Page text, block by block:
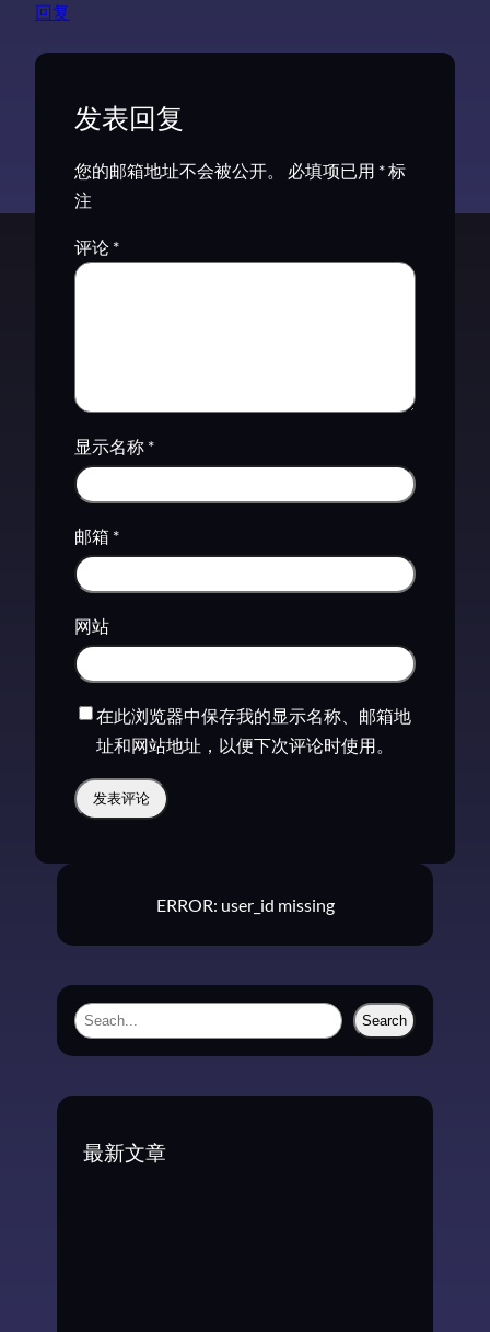
回复
发表回复
您的邮箱地址不会被公开。 必填项已用 *标
注
评论 *
显示名称 *
邮箱 *
网站
在此浏览器中保存我的显示名称、邮箱地
址和网站地址，以便下次评论时使用。
ERROR: user_id missing
S
Search
最新文章